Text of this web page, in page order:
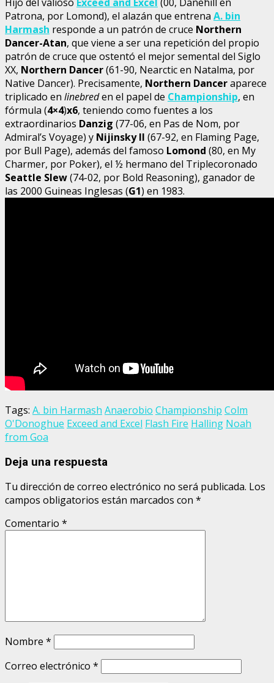
Patrona, por Lomond), el alazán que entrena A. bin
Harmash responde a un patrón de cruce Northern
Dancer-Atan, que viene a ser una repetición del propio
patrón de cruce que ostentó el mejor semental del Siglo
XX, Northern Dancer(61-90, Nearctic en Natalma, por
Native Dancer). Precisamente, Northern Danceraparece
triplicado en linebreden el papel de Championship, en
fórmula (4×4)x6, teniendo como fuentes a los
extraordinarios Danzig (77-06, en Pas de Nom, por
Admiral’s Voyage) y Nijinsky II (67-92, en Flaming Page,
por Bull Page), además del famoso Lomond (80, en My
Charmer, por Poker), el ½ hermano del Triplecoronado
Seattle Slew(74-02, por Bold Reasoning), ganador de
las 2000 Guineas Inglesas (G1) en 1983.
Tags: A. bin Harmash Anaerobio Championship Colm
O'Donoghue Exceed and Excel Flash Fire Halling Noah
from Goa
Deja una respuesta
Tu dirección de correo electrónico no será publicada. Los
campos obligatorios están marcados con *
Comentario *
Nombre *
Correo electrónico *